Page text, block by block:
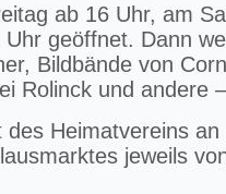
ab 16 Uhr, am
geöffnet. Dann
Bildbände von
Rolinck und andere
des Heimatvereins
jeweils